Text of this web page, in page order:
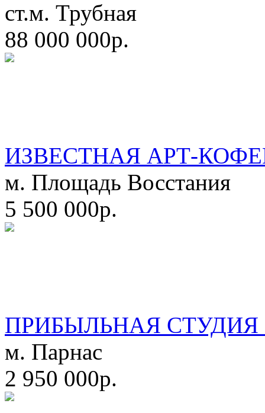
ст.м. Трубная
88 000 000р.
ИЗВЕСТНАЯ АРТ-
м. Площадь Восстания
5 500 000р.
ПРИБЫЛЬНАЯ СТУДИЯ
м. Парнас
2 950 000р.